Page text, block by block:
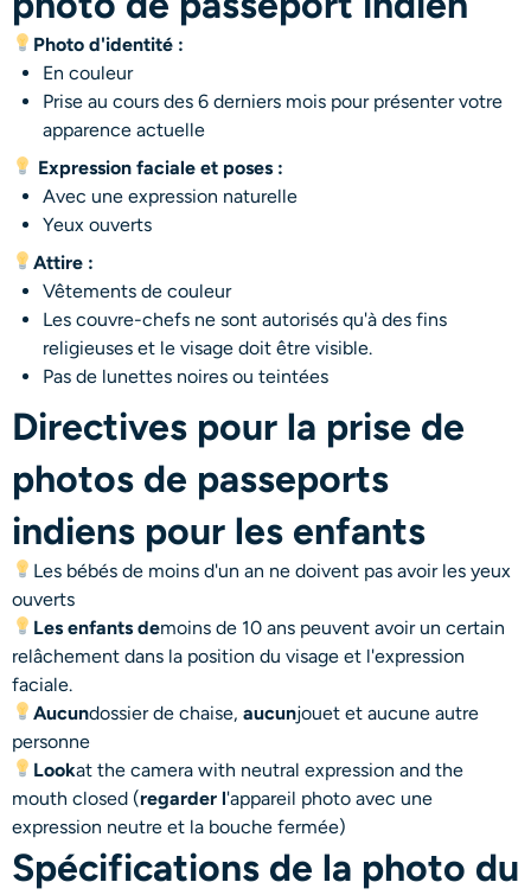
Photo d'identité :
En couleur
Prise au cours des 6 derniers mois pour présenter votre
apparence actuelle
Expression faciale et poses :
Avec une expression naturelle
Yeux ouverts
Attire :
Vêtements de couleur
Les couvre-chefs ne sont autorisés qu'à des fins
religieuses et le visage doit être visible.
Pas de lunettes noires ou teintées
Directives pour la prise de
photos de passeports
indiens pour les enfants
Les bébés de moins d'un an ne doivent pas avoir les yeux
ouverts
Les enfants demoins de 10 ans peuvent avoir un certain
relâchement dans la position du visage et l'expression
faciale.
Aucundossier de chaise,aucunjouet et aucune autre
personne
Lookat the camera with neutral expression and the
mouth closed (regarder l'appareil photo avec une
expression neutre et la bouche fermée)
Spécifications de la photo du